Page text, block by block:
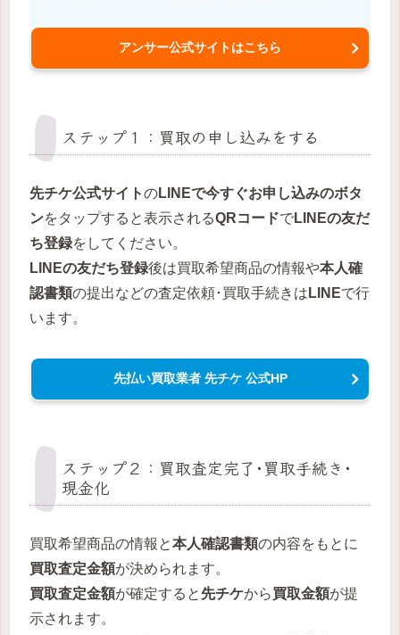
アンサー公式サイトはこちら
ステップ１：買取の申し込みをする
先チケ公式サイトのLINEで今すぐお申し込みのボタ
ンをタップすると表示されるQRコードでLINEの友だ
ち登録をしてください。
LINEの友だち登録後は買取希望商品の情報や本人確
認書類の提出などの査定依頼･買取手続きは LINEで行
います。
先払い買取業者 先チケ 公式HP
ステップ２：買取査定完了･買取手続き･
現金化
買取希望商品の情報と本人確認書類の内容をもとに
買取査定金額が決められます。
買取査定金額が確定すると 先チケから買取金額が提
示されます。